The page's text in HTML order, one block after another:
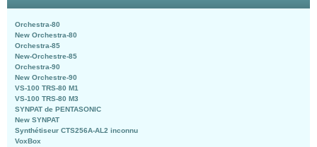
Orchestra-80
New Orchestra-80
Orchestra-85
New-Orchestre-85
Orchestra-90
New Orchestre-90
VS-100 TRS-80 M1
VS-100 TRS-80 M3
SYNPAT de PENTASONIC
New SYNPAT
Synthétiseur CTS256A-AL2 inconnu
VoxBox